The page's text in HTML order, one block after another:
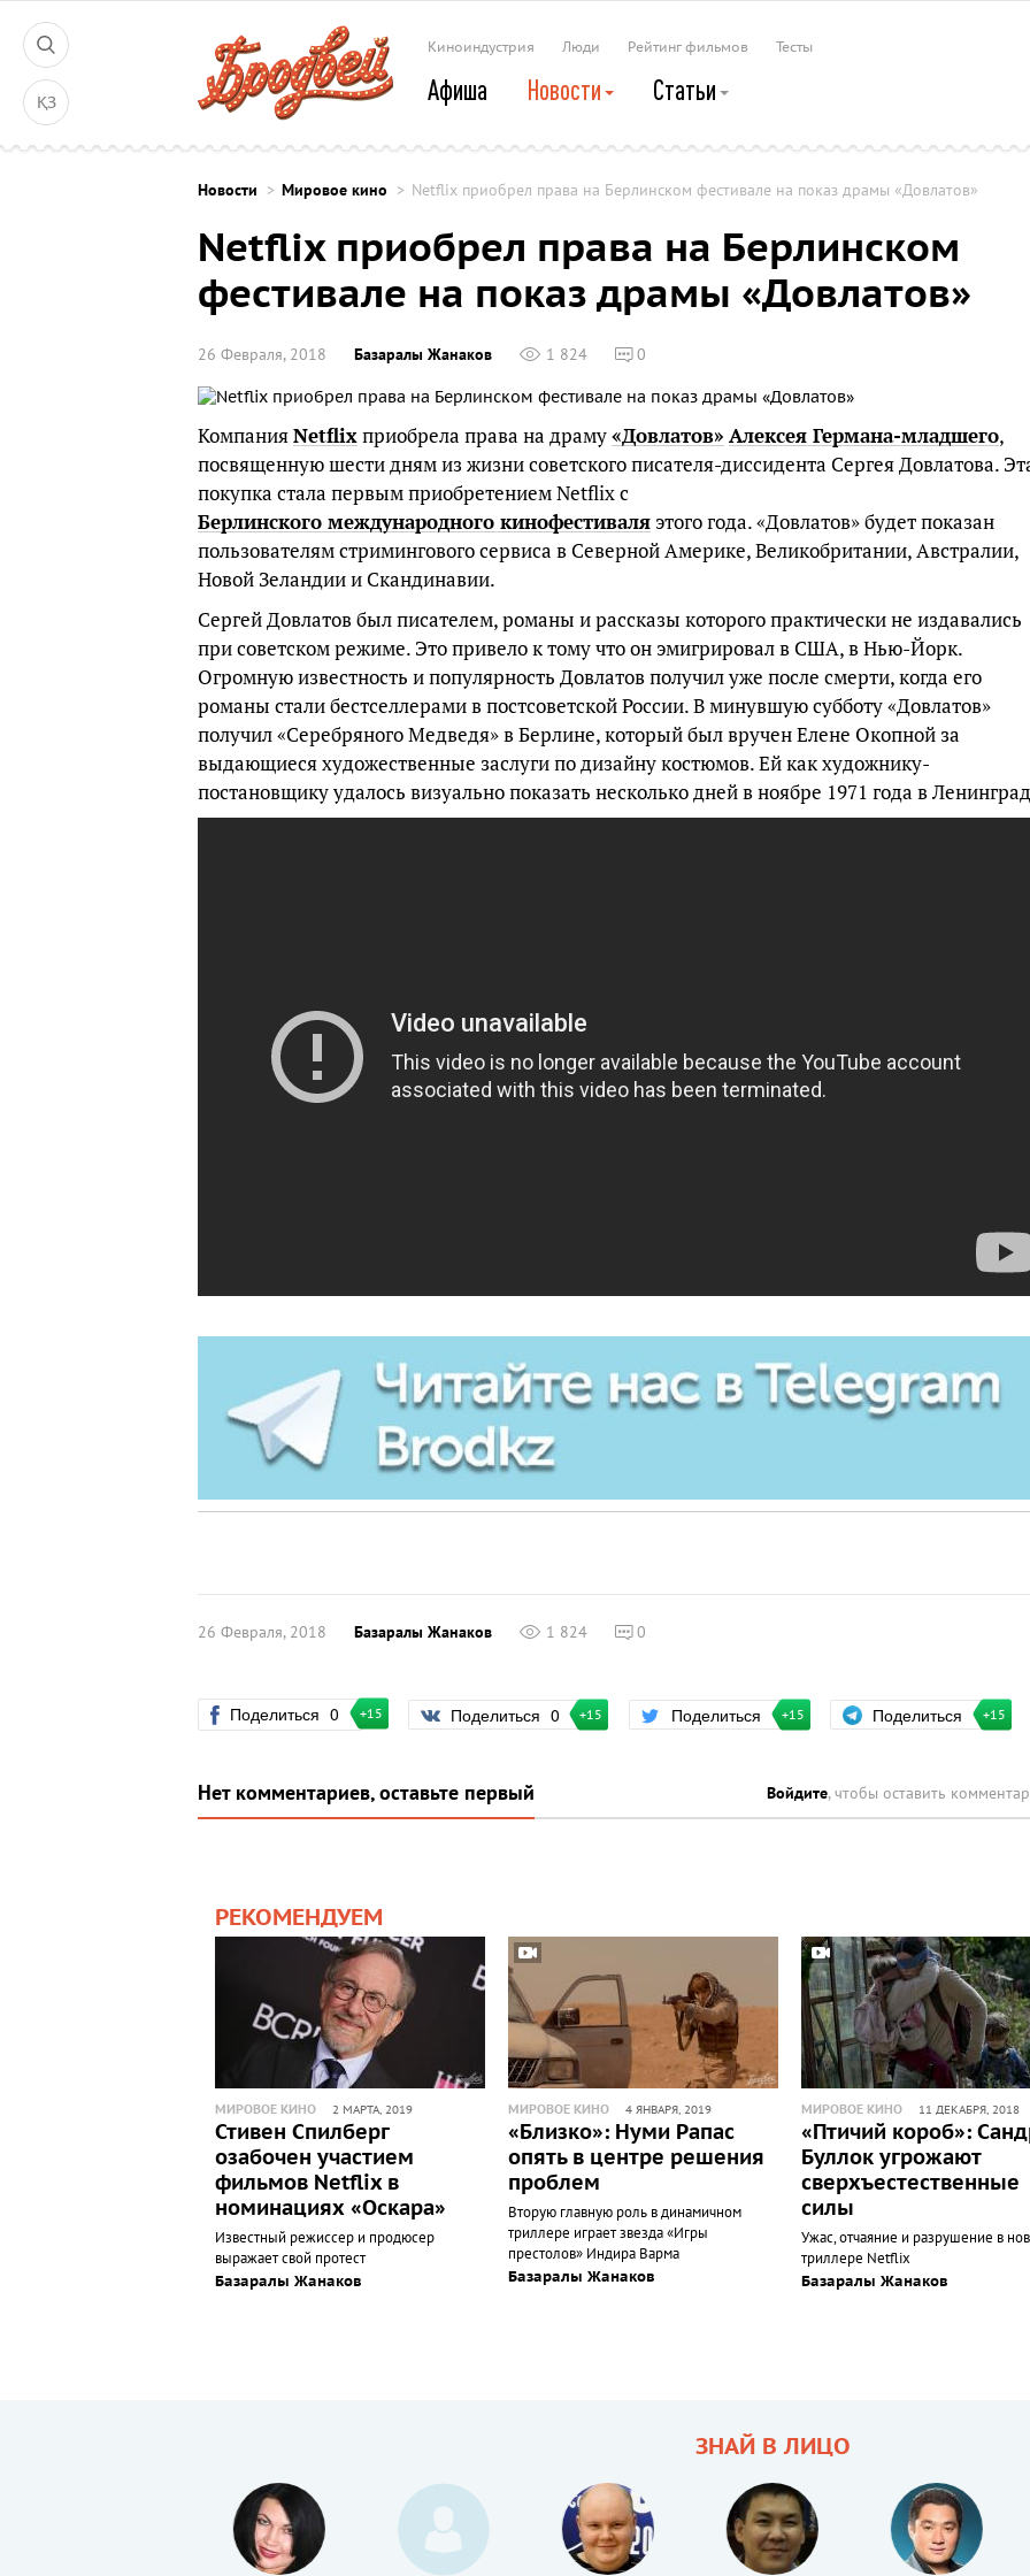
ҚЗ
Киноиндустрия Люди Рейтинг фильмов Тесты
Афиша Новости Статьи
Новости Мировое кино Netflix приобрел права на Берлинском фестивале на показ драмы «Довлатов»
Netflix приобрел права на Берлинском
фестивале на показ драмы «Довлатов»
26 Февраля, 2018 Базаралы Жанаков 1 824 0
КомпанияNetflixприобрела права на драму«Довлатов» Алексея Германа-младшего,
посвященную шести дням из жизни советского писателя-диссидента Сергея Довлатова.
покупка стала первым приобретением Netflix с
Берлинского международного кинофестиваля этого года. «Довлатов» будет показан
пользователям стримингового сервиса в Северной Америке, Великобритании, Австралии,
Новой Зеландии и Скандинавии.
Сергей Довлатов был писателем, романы и рассказы которого практически не издавались
при советском режиме. Это привело к тому что он эмигрировал в США, в Нью-Йорк.
Огромную известность и популярность Довлатов получил уже после смерти, когда его
романы стали бестселлерами в постсоветской России. В минувшую субботу «Довлатов»
получил «Серебряного Медведя» в Берлине, который был вручен Елене Окопной за
выдающиеся художественные заслуги по дизайну костюмов. Ей как художнику-
постановщику удалось визуально показать несколько дней в ноябре 1971 года в
26 Февраля, 2018 Базаралы Жанаков 1 824 0
Поделиться 0 +15 Поделиться 0 +15 Поделиться +15 Поделиться +15
Нет комментариев, оставьте первый Войдите, чтобы оставить
РЕКОМЕНДУЕМ
МИРОВОЕ КИНО 2 МАРТА, 2019
Стивен Спилберг
озабочен участием
фильмов Netflix в
номинациях «Оскара»
Известный режиссер и продюсер
выражает свой протест
Базаралы Жанаков
МИРОВОЕ КИНО 4 ЯНВАРЯ, 2019
«Близко»: Нуми Рапас
опять в центре решения
проблем
Вторую главную роль в динамичном
триллере играет звезда «Игры
престолов» Индира Варма
Базаралы Жанаков
МИРОВОЕ КИНО 11 ДЕКАБРЯ, 2018
«Птичий короб»:
Буллок угрожают
сверхъестественные
силы
Ужас, отчаяние и разрушение в
триллере Netflix
Базаралы Жанаков
ЗНАЙ В ЛИЦО